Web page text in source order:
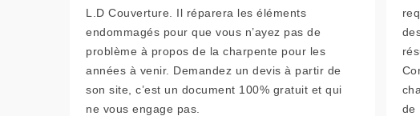
L.D Couverture. Il réparera les éléments
endommagés pour que vous n’ayez pas de
problème à propos de la charpente pour les
années à venir. Demandez un devis à partir de
son site, c’est un document 100% gratuit et qui
ne vous engage pas.
de